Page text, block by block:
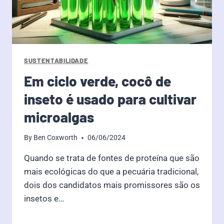
SUSTENTABILIDADE
Em ciclo verde, cocô de
inseto é usado para cultivar
microalgas
By Ben Coxworth 06/06/2024
Quando se trata de fontes de proteína que são
mais ecológicas do que a pecuária tradicional,
dois dos candidatos mais promissores são os
insetos e…